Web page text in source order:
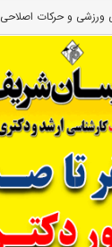
ورزشی و حرکات اصلاحی